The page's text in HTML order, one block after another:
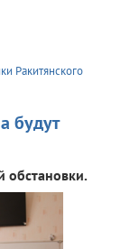
Ракитянского
будут
обстановки.